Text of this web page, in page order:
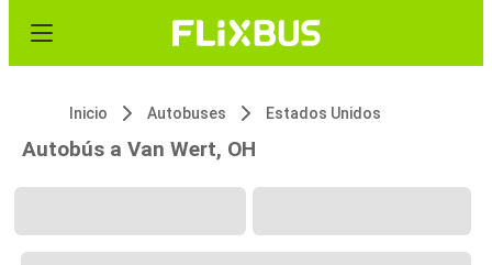
Inicio Autobuses Estados Unidos
Autobús a Van Wert, OH